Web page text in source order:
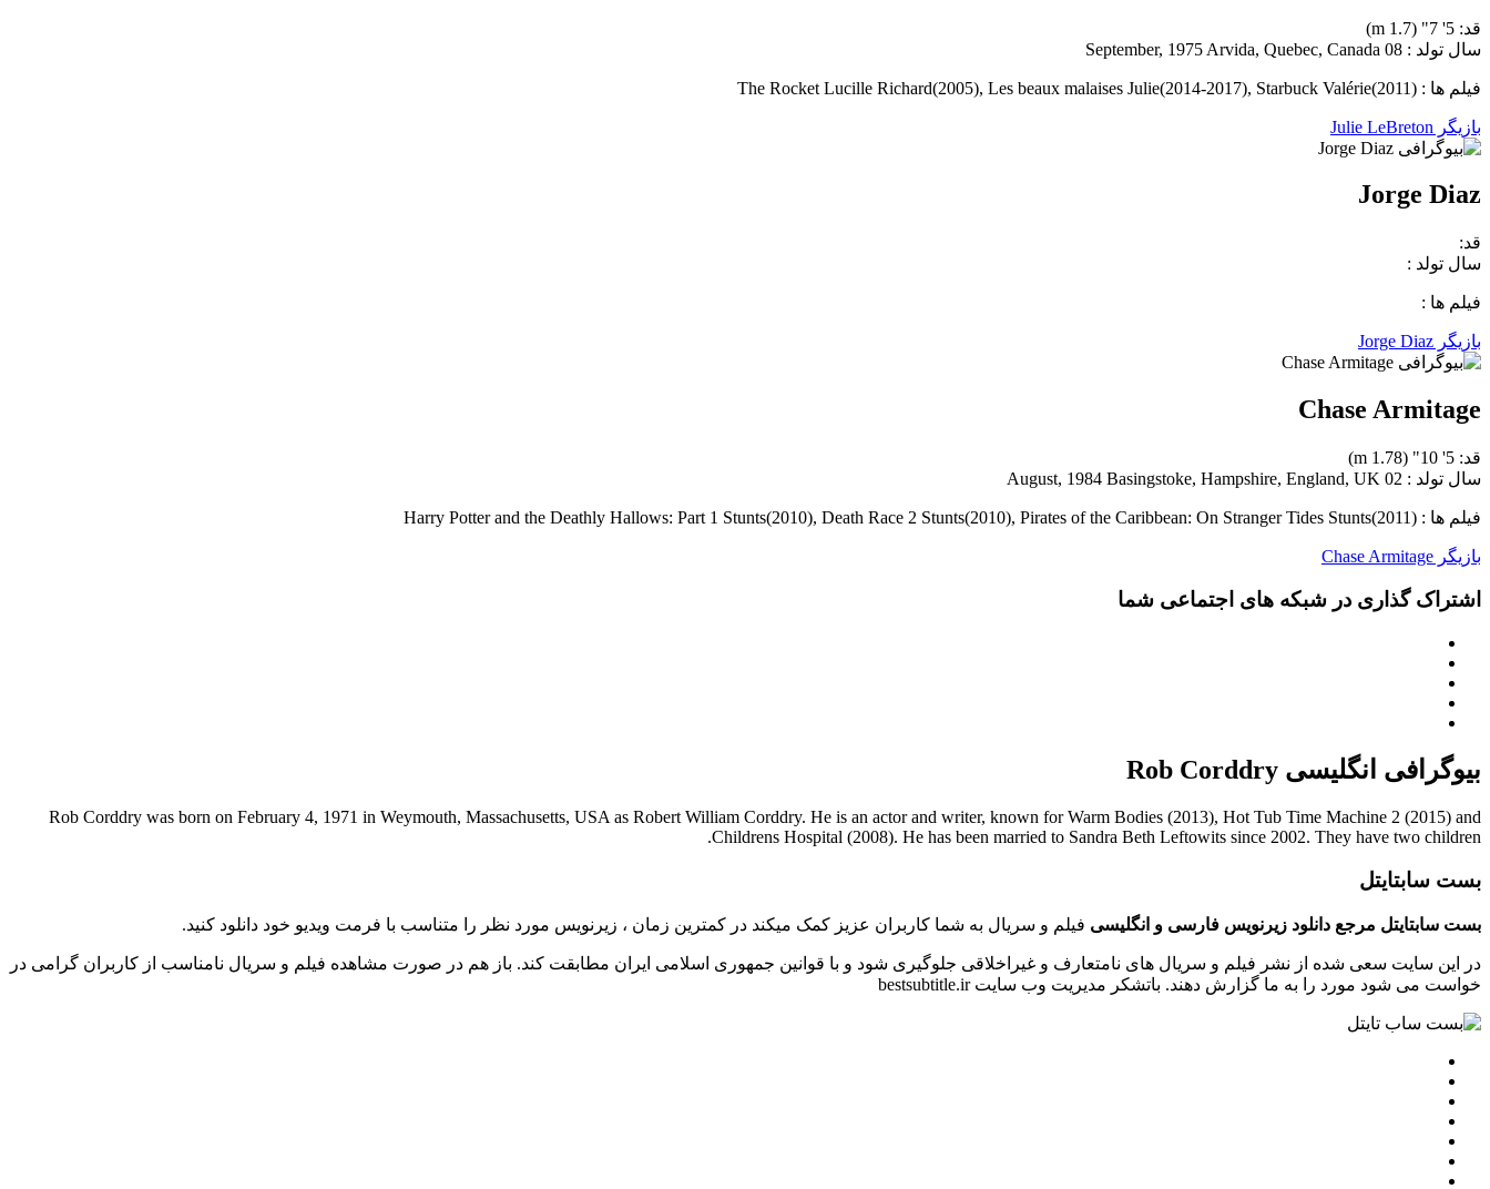
قد: 5' 7" (1.7 m)
سال تولد : 08 September, 1975 Arvida, Quebec, Canada
فیلم ها : The Rocket Lucille Richard(2005), Les beaux malaises Julie(2014-2017), Starbuck Valérie(2011)
بازیگر Julie LeBreton
Jorge Diaz
قد:
سال تولد :
فیلم ها :
بازیگر Jorge Diaz
Chase Armitage
قد: 5' 10" (1.78 m)
سال تولد : 02 August, 1984 Basingstoke, Hampshire, England, UK
فیلم ها : Harry Potter and the Deathly Hallows: Part 1 Stunts(2010), Death Race 2 Stunts(2010), Pirates of the Caribbean: On Stranger Tides Stunts(2011)
بازیگر Chase Armitage
اشتراک گذاری در شبکه های اجتماعی شما
بیوگرافی انگلیسی Rob Corddry
Rob Corddry was born on February 4, 1971 in Weymouth, Massachusetts, USA as Robert William Corddry. He is an actor and writer, known for Warm Bodies (2013), Hot Tub Time Machine 2 (2015) and
Childrens Hospital (2008). He has been married to Sandra Beth Leftowits since 2002. They have two children.
بست سابتایتل
بست سابتایتل مرجع دانلود زیرنویس فارسی و انگلیسی فیلم و سریال به شما کاربران عزیز کمک میکند در کمترین زمان ، زیرنویس مورد نظر را متناسب با فرمت ویدیو خود دانلود کنید.
در این سایت سعی شده از نشر فیلم و سریال های نامتعارف و غیراخلاقی جلوگیری شود و با قوانین جمهوری اسلامی ایران مطابقت کند. باز هم در صورت مشاهده فیلم و سریال نامناسب از کاربران گرامی در
خواست می شود مورد را به ما گزارش دهند. باتشکر مدیریت وب سایت bestsubtitle.ir